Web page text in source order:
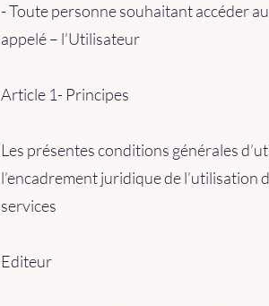
- Toute personne souhaitant accéder
appelé – l’Utilisateur
Article 1- Principes
Les présentes conditions générales
l’encadrement juridique de l’utilisation
services
Editeur